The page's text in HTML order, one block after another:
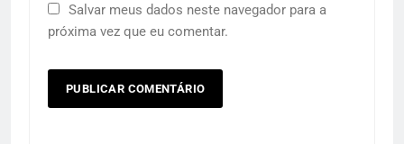
Salvar meus dados neste navegador para a
próxima vez que eu comentar.